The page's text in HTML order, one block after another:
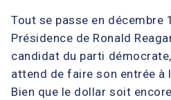
Tout se passe en décembre
Présidence de Ronald
candidat du parti
attend de faire son entrée à
Bien que le dollar soit